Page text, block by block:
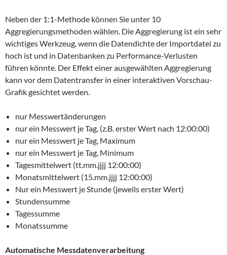
Neben der 1:1-Methode können Sie unter 10
Aggregierungsmethoden wählen. Die Aggregierung ist ein sehr
wichtiges Werkzeug, wenn die Datendichte der Importdatei zu
hoch ist und in Datenbanken zu Performance-Verlusten
führen könnte. Der Effekt einer ausgewählten Aggregierung
kann vor dem Datentransfer in einer interaktiven Vorschau-
Grafik gesichtet werden.
nur Messwertänderungen
nur ein Messwert je Tag, (z.B. erster Wert nach 12:00:00)
nur ein Messwert je Tag, Maximum
nur ein Messwert je Tag, Minimum
Tagesmittelwert (tt.mm.jjjj 12:00:00)
Monatsmittelwert (15.mm.jjjj 12:00:00)
Nur ein Messwert je Stunde (jeweils erster Wert)
Stundensumme
Tagessumme
Monatssumme
Automatische Messdatenverarbeitung